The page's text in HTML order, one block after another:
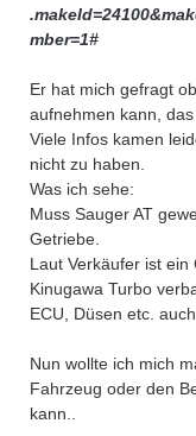
mber=1#
Er hat mich gefragt
aufnehmen kann, das
Viele Infos kamen
nicht zu haben.
Was ich sehe:
Muss Sauger AT
Getriebe.
Laut Verkäufer ist
Kinugawa Turbo
ECU, Düsen etc. auch
Nun wollte ich mich
Fahrzeug oder den
kann..